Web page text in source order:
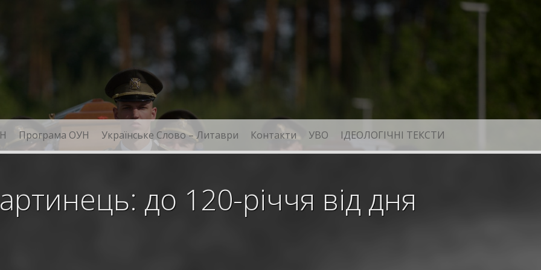
Програма ОУН Українське Слово – Литаври Контакти УВО ІДЕОЛОГІЧНІ ТЕКСТИ
до 120-річчя від дня